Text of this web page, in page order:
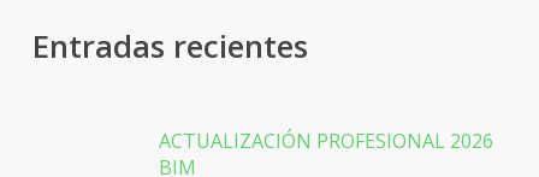
Entradas recientes
ACTUALIZACIÓN PROFESIONAL 2026
BIM